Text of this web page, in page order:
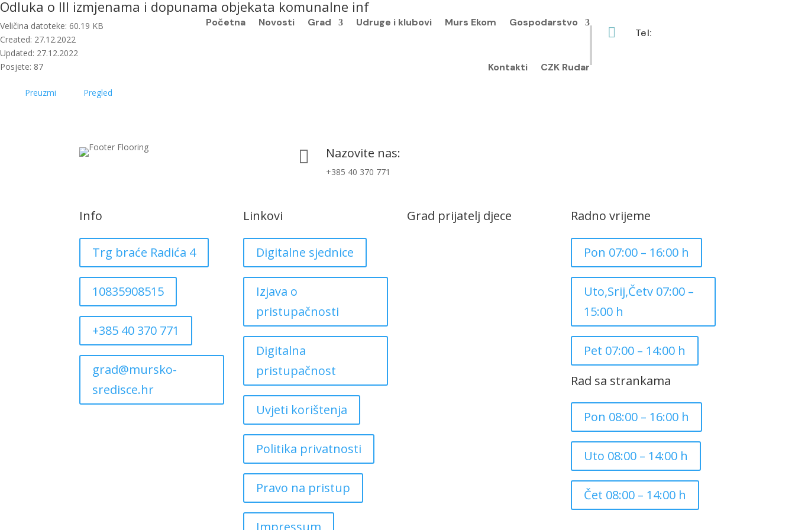
Početna Novosti Grad Udruge i klubovi Murs Ekom Gospodarstvo
Kontakti CZK Rudar
 Tel:
Odluka o III izmjenama i dopunama objekata komunalne inf
Veličina datoteke: 60.19 KB
Created: 27.12.2022
Updated: 27.12.2022
Posjete: 87
Preuzmi Pregled
 Nazovite nas:
+385 40 370 771
Info
Trg braće Radića 4
10835908515
+385 40 370 771
grad@mursko-
sredisce.hr
Linkovi
Digitalne sjednice
Izjava o
pristupačnosti
Digitalna
pristupačnost
Uvjeti korištenja
Politika privatnosti
Pravo na pristup
Grad prijatelj djece Radno vrijeme
Pon 07:00 – 16:00 h
Uto,Srij,Četv 07:00 –
15:00 h
Pet 07:00 – 14:00 h
Rad sa strankama
Pon 08:00 – 16:00 h
Uto 08:00 – 14:00 h
Čet 08:00 – 14:00 h